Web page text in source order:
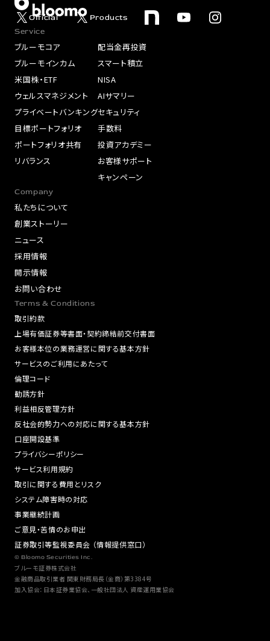
Official
Products
Service
ブルーモコア
ブルーモインカム
米国株・ETF
ウェルスマネジメント
プライベートバンキング
目標ポートフォリオ
ポートフォリオ共有
リバランス
配当金再投資
スマート積立
NISA
AIサマリー
セキュリティ
手数料
投資アカデミー
お客様サポート
キャンペーン
Company
私たちについて
創業ストーリー
ニュース
採用情報
開示情報
お問い合わせ
Terms & Conditions
取引約款
上場有価証券等書面・契約締結前交付書面
お客様本位の業務運営に関する基本方針
サービスのご利用にあたって
倫理コード
勧誘方針
利益相反管理方針
反社会的勢力への対応に関する基本方針
口座開設基準
プライバシーポリシー
サービス利用規約
取引に関する費用とリスク
システム障害時の対応
事業継続計画
ご意見・苦情のお申出
証券取引等監視委員会 （情報提供窓口）
© Bloomo Securities Inc.
ブルーモ証券株式会社
金融商品取引業者 関東財務局長（金商）第3384号
加入協会：日本証券業協会、一般社団法人 資産運用業協会